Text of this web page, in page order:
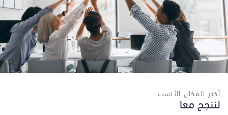
أختر المكان الأنسب
لننجح معاً